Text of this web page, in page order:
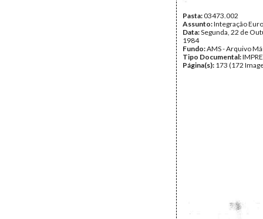
Pasta:03473.002
Assunto:Integração
Data:Segunda, 22 de
1984
Fundo:AMS - Arquivo
Tipo Documental:
Página(s): 173 (172